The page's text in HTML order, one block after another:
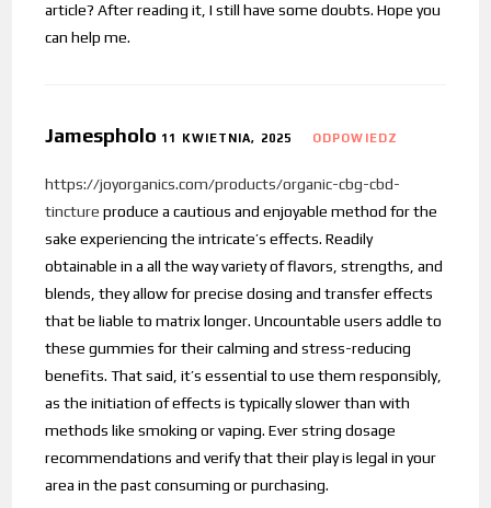
article? After reading it, I still have some doubts. Hope you
can help me.
Jamespholo 11 KWIETNIA, 2025 ODPOWIEDZ
https://joyorganics.com/products/organic-cbg-cbd-
tincture produce a cautious and enjoyable method for the
sake experiencing the intricate’s effects. Readily
obtainable in a all the way variety of flavors, strengths, and
blends, they allow for precise dosing and transfer effects
that be liable to matrix longer. Uncountable users addle to
these gummies for their calming and stress-reducing
benefits. That said, it’s essential to use them responsibly,
as the initiation of effects is typically slower than with
methods like smoking or vaping. Ever string dosage
recommendations and verify that their play is legal in your
area in the past consuming or purchasing.